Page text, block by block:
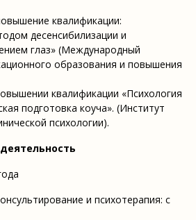
квалификации:
десенсибилизации и
глаз» (Международный
образования и повышения
квалификации «Психология
подготовка коуча». (Институт
психологии).
и психотерапия: с